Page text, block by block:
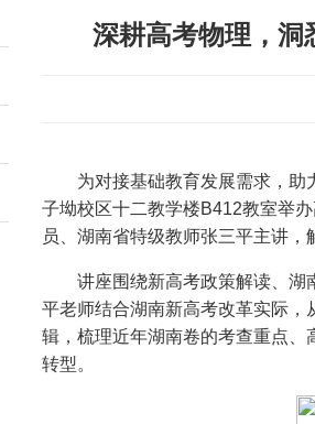
深耕高考物理，洞
为对接基础教育发展需求，
子坳校区十二教学楼B412教室举
员、湖南省特级教师张三平主讲，
讲座围绕新高考政策解读、湖
平老师结合湖南新高考改革实际
辑，梳理近年湖南卷的考查重点、
转型。